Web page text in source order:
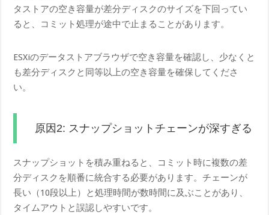
タストアの空き容量が差分ディスクのサイズを下回ってい
ると、コミット処理が途中で止まることがあります。
ESXiのデータストアブラウザで空き容量を確認し、少なくと
も差分ディスクと同等以上の空き容量を確保してくださ
い。
原因2: スナップショットチェーンが深すぎる
スナップショットを積み重ねると、コミット時に複数の差
分ディスクを順番に統合する必要があります。チェーンが
長い（10段以上）と処理時間が数時間に及ぶことがあり、
タイムアウトと誤認しやすいです。